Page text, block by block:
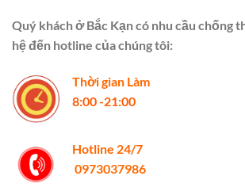
Quý khách ở Bắc Kạn có nhu cầu chống
hệ đến hotline của chúng tôi:
Thời gian Làm
8:00 -21:00
Hotline 24/7
0973037986